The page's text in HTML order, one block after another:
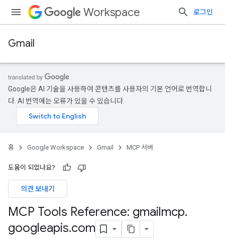
Workspace 로그인
Gmail
Google은 AI 기술을 사용하여 콘텐츠를 사용자의 기본 언어로 번역합니
다. AI 번역에는 오류가 있을 수 있습니다.
홈 Google Workspace Gmail MCP 서버
도움이 되었나요?
의견 보내기
MCP Tools Reference: gmailmcp.
googleapis.com